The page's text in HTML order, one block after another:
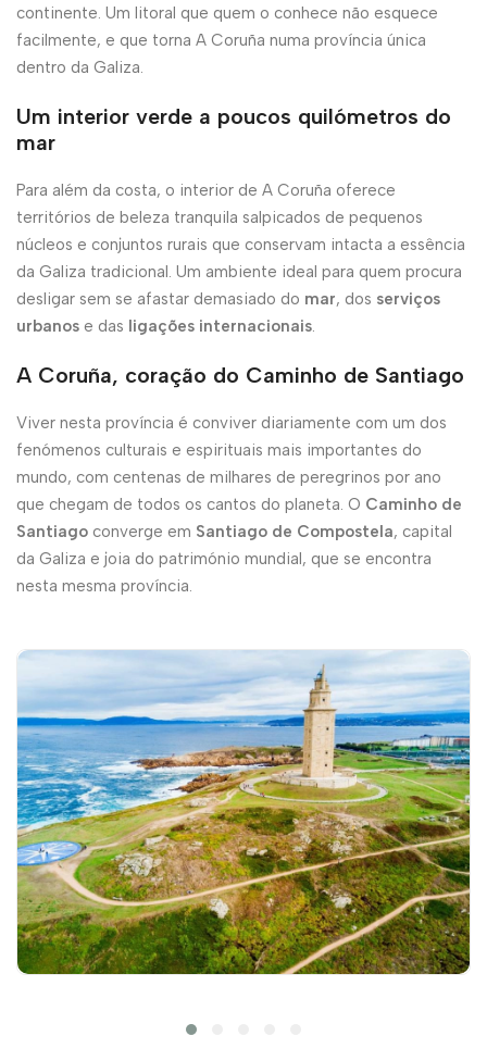
continente. Um litoral que quem o conhece não esquece
facilmente, e que torna A Coruña numa província única
dentro da Galiza.
Um interior verde a poucos quilómetros do
mar
Para além da costa, o interior de A Coruña oferece
territórios de beleza tranquila salpicados de pequenos
núcleos e conjuntos rurais que conservam intacta a essência
da Galiza tradicional. Um ambiente ideal para quem procura
desligar sem se afastar demasiado do mar, dos serviços
urbanos e das ligações internacionais.
A Coruña, coração do Caminho de Santiago
Viver nesta província é conviver diariamente com um dos
fenómenos culturais e espirituais mais importantes do
mundo, com centenas de milhares de peregrinos por ano
que chegam de todos os cantos do planeta. O Caminho de
Santiago converge em Santiago de Compostela, capital
da Galiza e joia do património mundial, que se encontra
nesta mesma província.